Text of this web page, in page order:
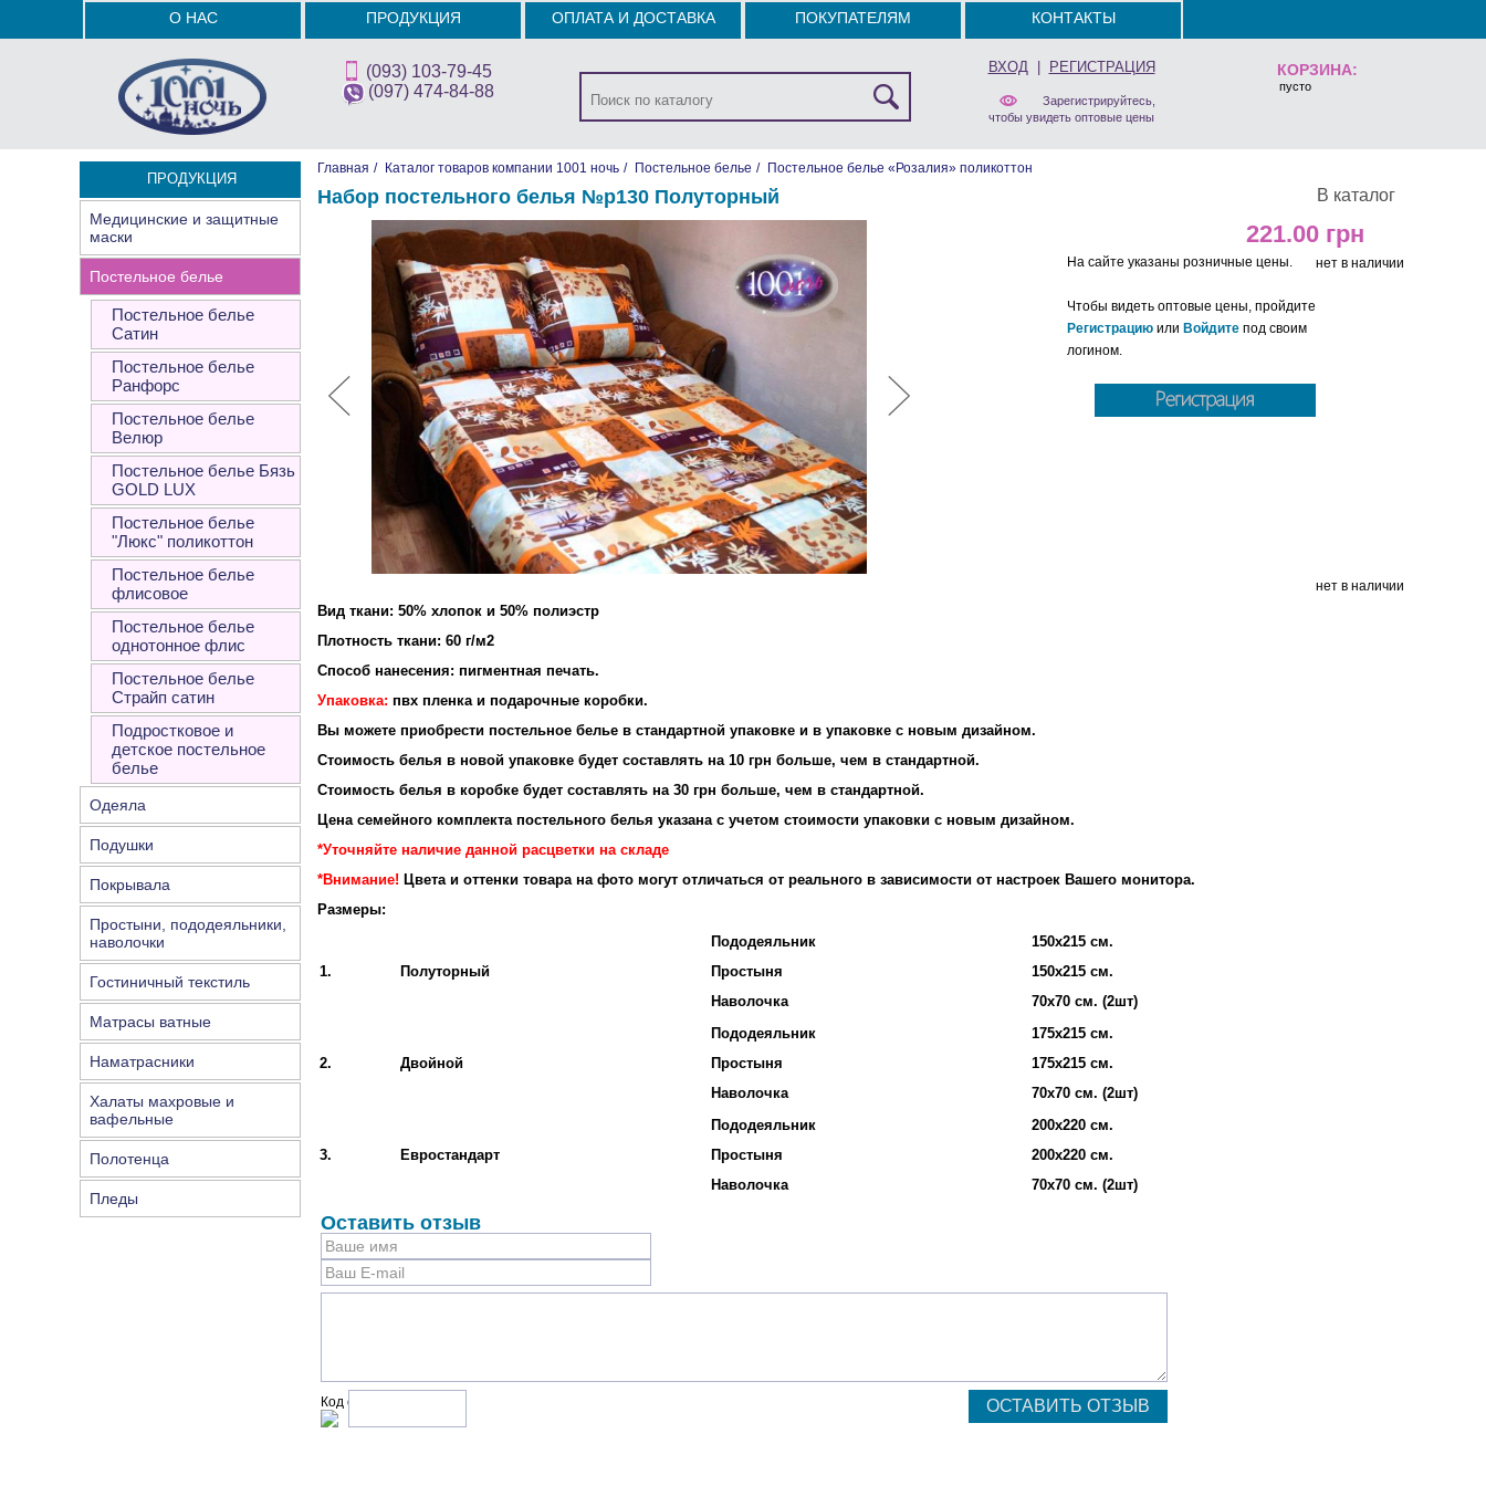
КОРЗИНА:
пусто
О НАС ПРОДУКЦИЯ ОПЛАТА И ДОСТАВКА ПОКУПАТЕЛЯМ КОНТАКТЫ
(093) 103-79-45
(097) 474-84-88
ВХОД| РЕГИСТРАЦИЯ
Зарегистрируйтесь,
чтобы увидеть оптовые цены
ПРОДУКЦИЯ
Медицинские и защитные
маски
Постельное белье
Постельное белье
Сатин
Постельное белье
Ранфорс
Постельное белье
Велюр
Постельное белье Бязь
GOLD LUX
Постельное белье
"Люкс" поликоттон
Постельное белье
флисовое
Постельное белье
однотонное флис
Постельное белье
Страйп сатин
Подростковое и
детское постельное
белье
Одеяла
Подушки
Покрывала
Простыни, пододеяльники,
наволочки
Гостиничный текстиль
Матрасы ватные
Наматрасники
Халаты махровые и
вафельные
Полотенца
Пледы
Главная / Каталог товаров компании 1001 ночь / Постельное белье / Постельное белье «Розалия» поликоттон
В каталог
Набор постельного белья №р130 Полуторный
221.00
нет в наличии
На сайте указаны розничные цены.
Чтобы видеть оптовые цены, пройдите
Регистрацию или Войдите под своим
логином.
нет в наличии
Вид ткани: 50% хлопок и 50% полиэстр
Плотность ткани: 60 г/м2
Способ нанесения: пигментная печать.
Упаковка: пвх пленка и подарочные коробки.
Вы можете приобрести постельное белье в стандартной упаковке и в упаковке с новым дизайном.
Стоимость белья в новой упаковке будет составлять на 10 грн больше, чем в стандартной.
Стоимость белья в коробке будет составлять на 30 грн больше, чем в стандартной.
Цена семейного комплекта постельного белья указана с учетом стоимости упаковки с новым дизайном.
*Уточняйте наличие данной расцветки на складе
*Внимание! Цвета и оттенки товара на фото могут отличаться от реального в зависимости от настроек Вашего монитора.
Размеры:
1. Полуторный
Пододеяльник
Простыня
Наволочка
150х215 см.
150х215 см.
70х70 см. (2шт)
2. Двойной
Пододеяльник
Простыня
Наволочка
175х215 см.
175х215 см.
70х70 см. (2шт)
3. Евростандарт
Пододеяльник
Простыня
Наволочка
200х220 см.
200х220 см.
70х70 см. (2шт)
Оставить отзыв
Код с рисунка: